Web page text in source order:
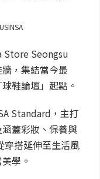
Store Seongsu
，集結當今最
鞋論壇」起點。
Standard，主打
蓋彩妝、保養與
穿搭延伸至生活風
學。